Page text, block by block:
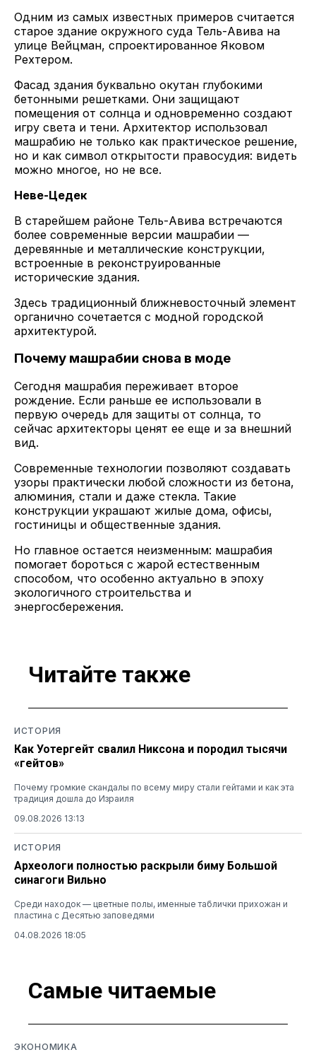
Одним из самых известных примеров считается
старое здание окружного суда Тель-Авива на
улице Вейцман, спроектированное Яковом
Рехтером.
Фасад здания буквально окутан глубокими
бетонными решетками. Они защищают
помещения от солнца и одновременно создают
игру света и тени. Архитектор использовал
машрабию не только как практическое решение,
но и как символ открытости правосудия: видеть
можно многое, но не все.
Неве-Цедек
В старейшем районе Тель-Авива встречаются
более современные версии машрабии —
деревянные и металлические конструкции,
встроенные в реконструированные
исторические здания.
Здесь традиционный ближневосточный элемент
органично сочетается с модной городской
архитектурой.
Почему машрабии снова в моде
Сегодня машрабия переживает второе
рождение. Если раньше ее использовали в
первую очередь для защиты от солнца, то
сейчас архитекторы ценят ее еще и за внешний
вид.
Современные технологии позволяют создавать
узоры практически любой сложности из бетона,
алюминия, стали и даже стекла. Такие
конструкции украшают жилые дома, офисы,
гостиницы и общественные здания.
Но главное остается неизменным: машрабия
помогает бороться с жарой естественным
способом, что особенно актуально в эпоху
экологичного строительства и
энергосбережения.
Читайте также
ИСТОРИЯ
Как Уотергейт свалил Никсона и породил тысячи
«гейтов»
Почему громкие скандалы по всему миру стали гейтами и как эта
традиция дошла до Израиля
09.08.2026 13:13
ИСТОРИЯ
Археологи полностью раскрыли биму Большой
синагоги Вильно
Среди находок — цветные полы, именные таблички прихожан и
пластина с Десятью заповедями
04.08.2026 18:05
Самые читаемые
ЭКОНОМИКА